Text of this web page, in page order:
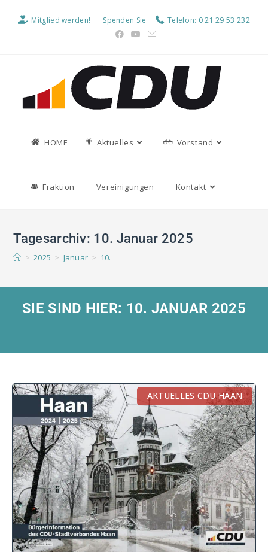
Mitglied werden! Spenden Sie Telefon: 0 21 29 53 232
HOME Aktuelles Vorstand
Fraktion Vereinigungen Kontakt
Tagesarchiv: 10. Januar 2025
> 2025 > Januar > 10.
SIE SIND HIER: 10. JANUAR 2025
AKTUELLES CDU HAAN